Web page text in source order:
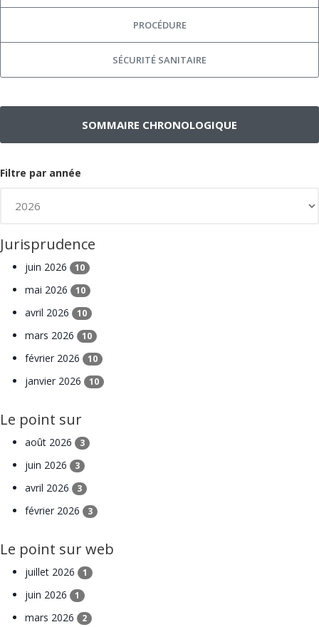
PROCÉDURE
SÉCURITÉ SANITAIRE
SOMMAIRE CHRONOLOGIQUE
Filtre par année
Jurisprudence
juin 2026 10
mai 2026 10
avril 2026 10
mars 2026 10
février 2026 10
janvier 2026 10
Le point sur
août 2026 3
juin 2026 3
avril 2026 3
février 2026 3
Le point sur web
juillet 2026 1
juin 2026 1
mars 2026 2